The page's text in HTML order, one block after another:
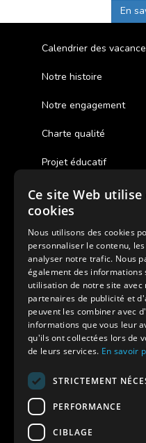
En
Calendrier des
Notre histoire
Notre engagement
Charte qualité
Projet éducatif
Des colonies de
Assurances annulations
Aides financières pour
Charte de
Vacances Adaptées
Modes de règlement
Chèque, Virement,
Bons CAF, Conseil
Carte bancaire, Prise
règlement,
Ce site Web utilise
cookies
Nous utilisons des cookies
personnaliser le contenu,
analyser notre trafic. Nous
également des informations
utilisation de notre site avec
partenaires de publicité et
peuvent les combiner avec
informations que vous leur
qu'ils ont collectées lors de
de leurs services. En savoir
STRICTEMENT
PERFORMANCE
CIBLAGE